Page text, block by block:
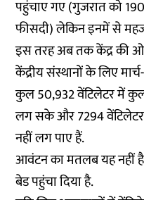
पहुंचाए गए (गुजरात को
फीसदी) लेकिन इनमें से
इस तरह अब तक केंद्र की
केंद्रीय संस्थानों के लिए
कुल 50,932 वेंटिलेटर में
लग सके और 7294
नहीं लग पाए हैं.
आवंटन का मतलब यह नहीं है
बेड पहुंचा दिया है.